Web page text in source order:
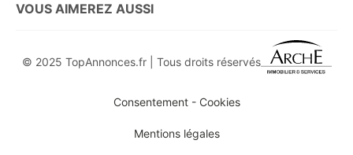
VOUS AIMEREZ AUSSI
© 2025 TopAnnonces.fr | Tous droits réservés
Consentement - Cookies
Mentions légales